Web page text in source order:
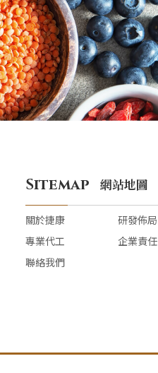
Sitemap 網站地圖
關於捷康 研發佈局
專業代工
企業責任
聯絡我們